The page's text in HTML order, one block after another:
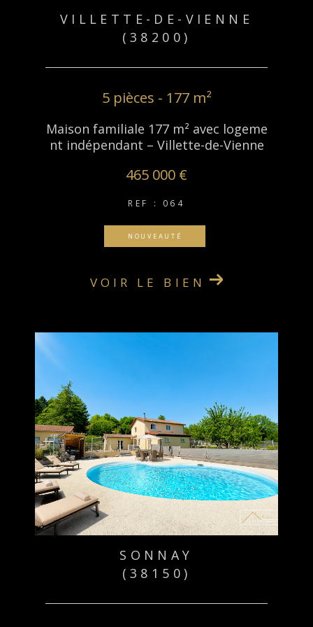
VILLETTE-DE-VIENNE
(38200)
5 pièces - 177 m²
Maison familiale 177 m² avec logeme
nt indépendant – Villette-de-Vienne
465 000 €
REF : 064
NOUVEAUTÉ
VOIR LE BIEN
SONNAY
(38150)